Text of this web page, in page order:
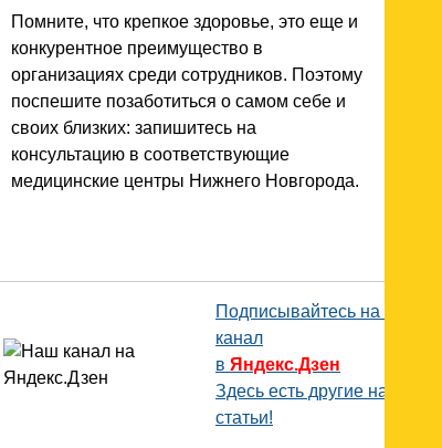
Помните, что крепкое здоровье, это еще и
конкурентное преимущество в
организациях среди сотрудников. Поэтому
поспешите позаботиться о самом себе и
своих близких: запишитесь на
консультацию в соответствующие
медицинские центры Нижнего Новгорода.
Подписывайтесь на наш
канал
в Яндекс.Дзен
Здесь есть другие наши
статьи!